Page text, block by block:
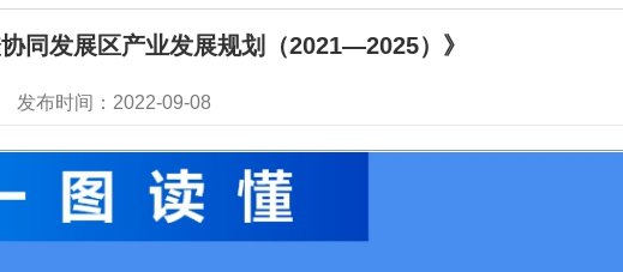
同发展区产业发展规划（2021—2025）》
发布时间：2022-09-08